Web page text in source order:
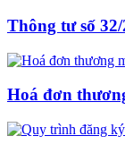
Thông tư số
Hoá đơn